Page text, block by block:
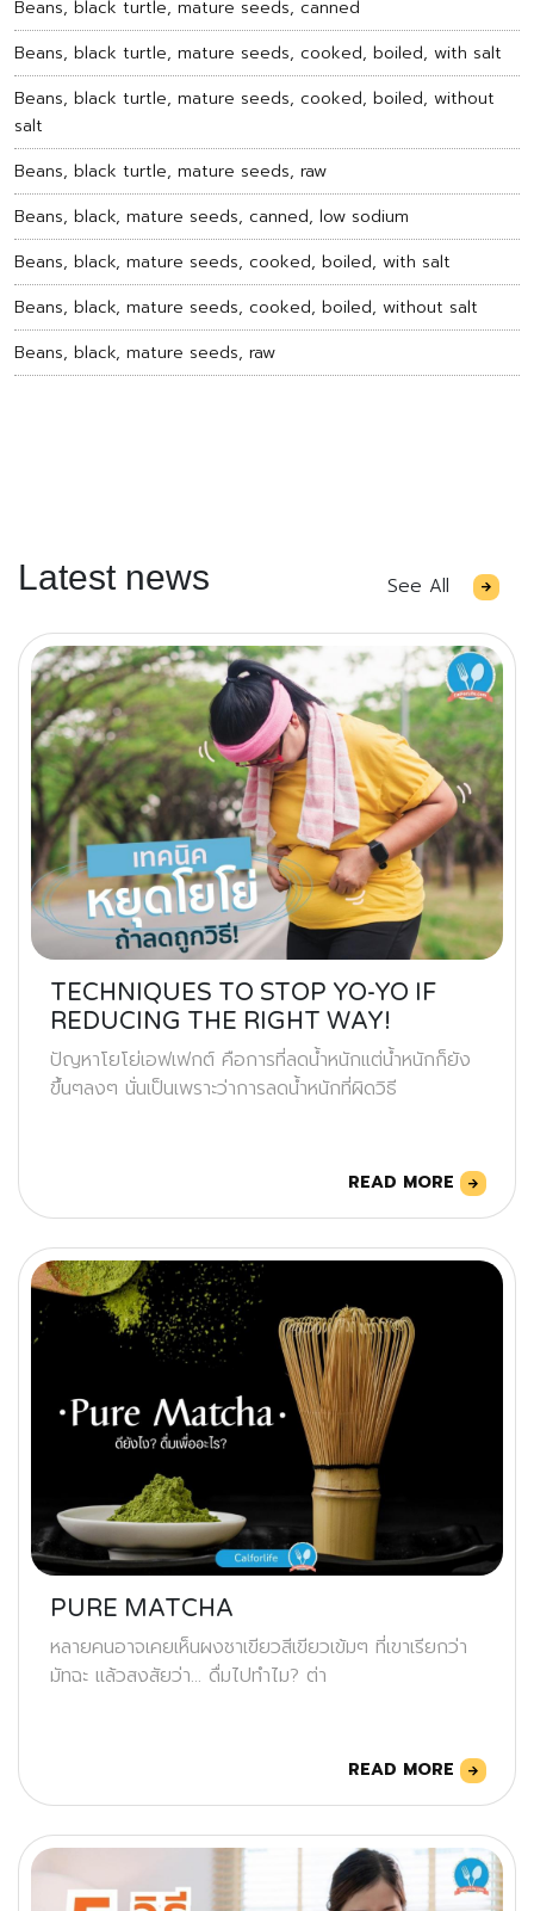
Beans, black turtle, mature seeds, canned
Beans, black turtle, mature seeds, cooked, boiled, with salt
Beans, black turtle, mature seeds, cooked, boiled, without
salt
Beans, black turtle, mature seeds, raw
Beans, black, mature seeds, canned, low sodium
Beans, black, mature seeds, cooked, boiled, with salt
Beans, black, mature seeds, cooked, boiled, without salt
Beans, black, mature seeds, raw
Latest news See All
TECHNIQUES TO STOP YO-YO IF
REDUCING THE RIGHT WAY!
ปัญหาโยโย่เอฟเฟกต์ คือการที่ลดน้ำหนักแต่น้ำหนักก็ยัง
ขึ้นๆลงๆ นั่นเป็นเพราะว่าการลดน้ำหนักที่ผิดวิธี
READ MORE
PURE MATCHA
หลายคนอาจเคยเห็นผงชาเขียวสีเขียวเข้มๆ ที่เขาเรียกว่า
มัทฉะ แล้วสงสัยว่า... ดื่มไปทำไม? ต่า
READ MORE